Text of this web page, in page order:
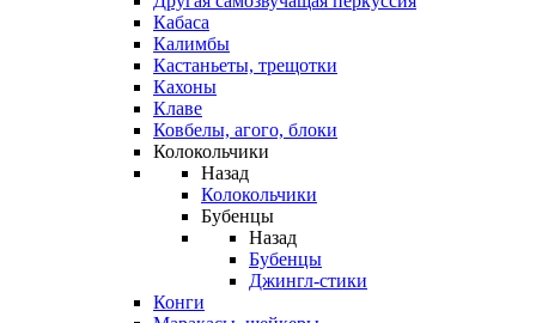
Кабаса
Калимбы
Кастаньеты, трещотки
Кахоны
Клаве
Ковбелы, агого, блоки
Колокольчики
Назад
Колокольчики
Бубенцы
Назад
Бубенцы
Джингл-стики
Конги